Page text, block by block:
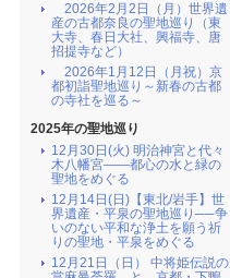
2026年2月2日（月）世界遺
産の古都奈良の聖地巡り（東
大寺、春日大社、興福寺、唐
招提寺など）
2026年1月12日（月祝）京
都初詣聖地巡り～新春の古都
の寺社を巡る～
2025年の聖地巡り
12月30日(火) 明治神宮と代々
木八幡宮――都心の水と緑の
聖地をめぐる
12月14日(日)【東北/岩手】世
界遺産・平泉の聖地巡り──争
いのない平和な浄土を願う祈
りの聖地・平泉をめぐる
12月21日（日） 中将姫伝説の